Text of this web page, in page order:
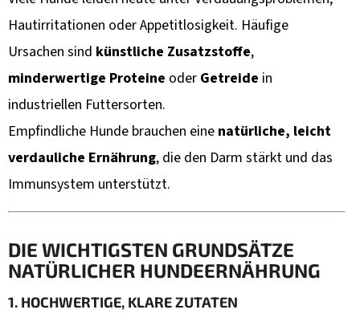
Hautirritationen oder Appetitlosigkeit. Häufige
Ursachen sind künstliche Zusatzstoffe,
minderwertige Proteine oder Getreide in
industriellen Futtersorten.
Empfindliche Hunde brauchen eine natürliche, leicht
verdauliche Ernährung, die den Darm stärkt und das
Immunsystem unterstützt.
DIE WICHTIGSTEN GRUNDSÄTZE
NATÜRLICHER HUNDEERNÄHRUNG
1. HOCHWERTIGE, KLARE ZUTATEN
I
E
?
SUCHEN
W
I
R
E